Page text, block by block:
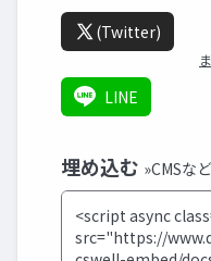
(Twitter)
LINE
埋め込む »CMSな